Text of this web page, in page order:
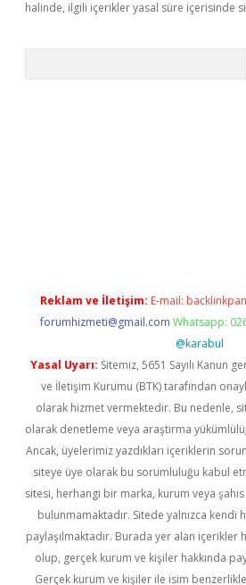
halinde, ilgili içerikler yasal süre içerisinde
Reklam ve İletişim: E-mail:
forumhizmeti@gmail.com Whatsapp:
@karabul
Yasal Uyarı: Sitemiz, 5651 Sayılı Kanun
ve İletişim Kurumu (BTK) tarafından
olarak hizmet vermektedir. Bu nedenle,
olarak denetleme veya araştırma
Ancak, üyelerimiz yazdıkları içeriklerin
siteye üye olarak bu sorumluluğu kabul
sitesi, herhangi bir marka, kurum veya
bulunmamaktadır. Sitede yalnızca kendi
paylaşılmaktadır. Burada yer alan içerikler
olup, gerçek kurum ve kişiler hakkında
Gerçek kurum ve kişiler ile isim